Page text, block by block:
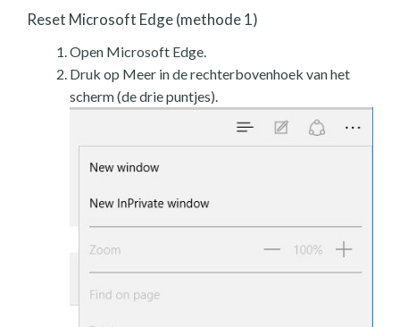
Reset Microsoft Edge (methode 1)
Open Microsoft Edge.
Druk op Meer in de rechterbovenhoek van het
scherm (de drie puntjes).